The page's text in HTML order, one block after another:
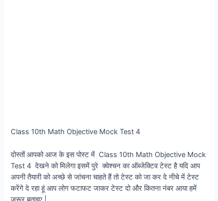
Class 10th Math Objective Mock Test 4
दोस्तों आपको आज के इस पोस्ट में Class 10th Math Objective Mock
Test 4 देखने को मिलेगा इसमें पुरे क्वेश्चन का ऑब्जेक्टिव टेस्ट है यदि आप
अपनी तैयारी को अच्छे से जांचना चाहते हैं तो टेस्ट को जा कर दे नीचे में टेस्ट
करेंगे दे रहा हूं आप लोग फटाफट जाकर टेस्ट दो और कितना नंबर आया हमें